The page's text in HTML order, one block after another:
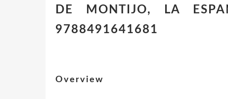
DE MONTIJO, LA
9788491641681
Overview